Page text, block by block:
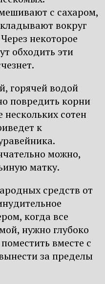
с сахаром,
вокруг
некоторое
обходить эти
горячей водой
повредить корни
сотен
к
можно,
матку.
средств от
когда все
нужно глубоко
вместе с
за пределы